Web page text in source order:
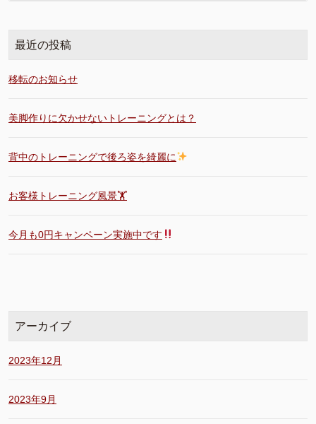
最近の投稿
移転のお知らせ
美脚作りに欠かせないトレーニングとは？
背中のトレーニングで後ろ姿を綺麗に
お客様トレーニング風景🏋️
今月も0円キャンペーン実施中です
アーカイブ
2023年12月
2023年9月